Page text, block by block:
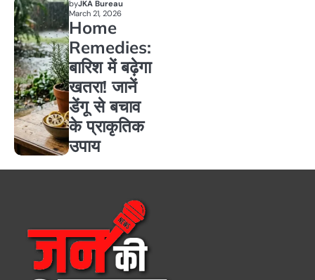
byJKA Bureau
March 21, 2026
Home
Remedies:
बारिश में बढ़ेगा
खतरा! जानें
डेंगू से बचाव
के प्राकृतिक
उपाय